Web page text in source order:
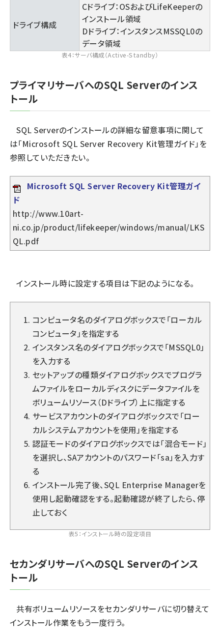
ドライブ構成
Cドライブ：OSおよびLifeKeeperの
インストール領域
Dドライブ：インスタンスMSSQL0の
データ領域
表4：サーバ構成（Active-Standby）
プライマリサーバへのSQL Serverのインス
トール
SQL Serverのインストールの詳細な留意事項に関して
は「Microsoft SQL Server Recovery Kit管理ガイド」を
参照していただきたい。
Microsoft SQL Server Recovery Kit管理ガイ
ド
http://www.10art-
ni.co.jp/product/lifekeeper/windows/manual/LKS
QL.pdf
インストール時に設定する項目は下記のようになる。
コンピュータ名のダイアログボックスで「ローカル
コンピュータ」を指定する
インスタンス名のダイアログボックスで「MSSQL0」
を入力する
セットアップの種類ダイアログボックスでプログラ
ムファイルをローカルディスクにデータファイルを
ボリュームリソース（Dドライブ）上に指定する
サービスアカウントのダイアログボックスで「ロー
カルシステムアカウントを使用」を指定する
認証モードのダイアログボックスでは「混合モード」
を選択し、SAアカウントのパスワード「sa」を入力す
る
インストール完了後、SQL Enterprise Managerを
使用し起動確認をする。起動確認が終了したら、停
止しておく
表5：インストール時の設定項目
セカンダリサーバへのSQL Serverのインス
トール
共有ボリュームリソースをセカンダリサーバに切り替えて
インストール作業をもう一度行う。